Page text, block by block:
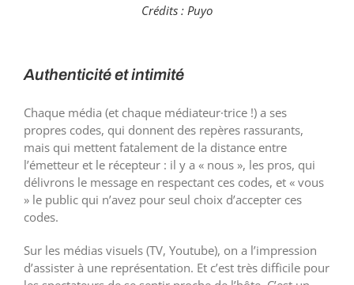
Crédits : Puyo
Authenticité et intimité
Chaque média (et chaque médiateur·trice !) a ses
propres codes, qui donnent des repères rassurants,
mais qui mettent fatalement de la distance entre
l’émetteur et le récepteur : il y a « nous », les pros, qui
délivrons le message en respectant ces codes, et « vous
» le public qui n’avez pour seul choix d’accepter ces
codes.
Sur les médias visuels (TV, Youtube), on a l’impression
d’assister à une représentation. Et c’est très difficile pour